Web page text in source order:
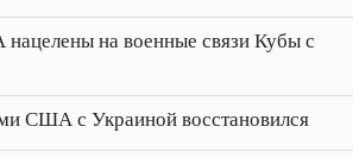
на военные связи Кубы с
США с Украиной восстановился